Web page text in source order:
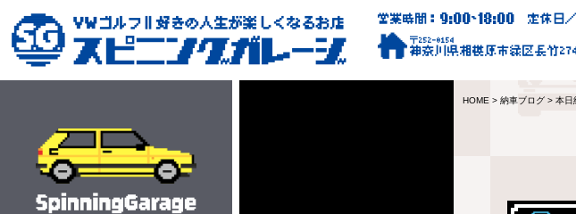
営業時間：9:00~18:00 定休日
〒252-0154
神奈川県相模原市緑区長竹
HOME > 納車ブログ > 本日